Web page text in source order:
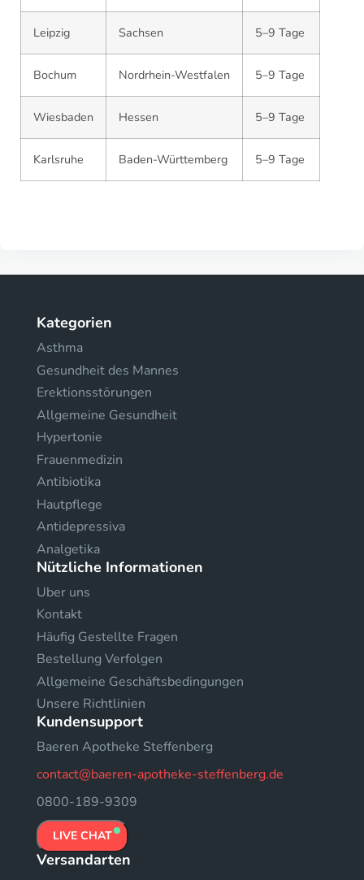
Leipzig Sachsen 5–9 Tage
Bochum Nordrhein-Westfalen 5–9 Tage
Wiesbaden Hessen 5–9 Tage
Karlsruhe Baden-Württemberg 5–9 Tage
Kategorien
Asthma
Gesundheit des Mannes
Erektionsstörungen
Allgemeine Gesundheit
Hypertonie
Frauenmedizin
Antibiotika
Hautpflege
Antidepressiva
Analgetika
Nützliche Informationen
Uber uns
Kontakt
Häufig Gestellte Fragen
Bestellung Verfolgen
Allgemeine Geschäftsbedingungen
Unsere Richtlinien
Kundensupport
Baeren Apotheke Steffenberg
contact@baeren-apotheke-steffenberg.de
0800-189-9309
LIVE CHAT
Versandarten